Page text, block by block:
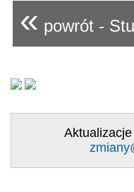
« powrót -